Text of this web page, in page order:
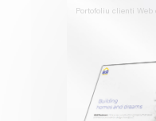
Portofoliu clienti Web